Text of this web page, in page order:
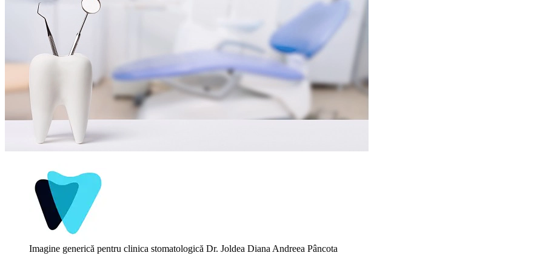
Imagine generică pentru clinica stomatologică Dr. Joldea Diana Andreea Pâncota